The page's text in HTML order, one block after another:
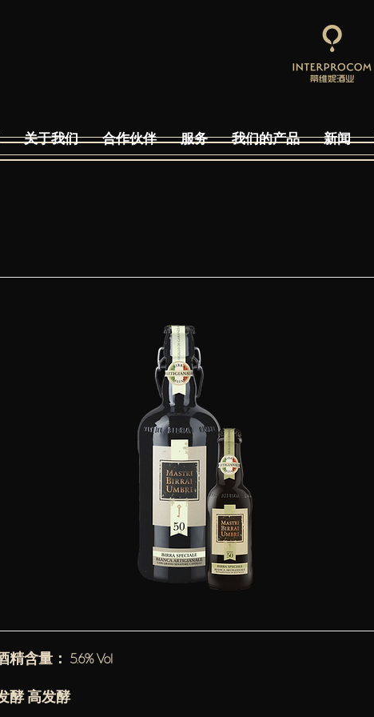
关于我们 合作伙伴 服务 我们的产品 新闻
精含量： 5.6% Vol
酵 高发酵